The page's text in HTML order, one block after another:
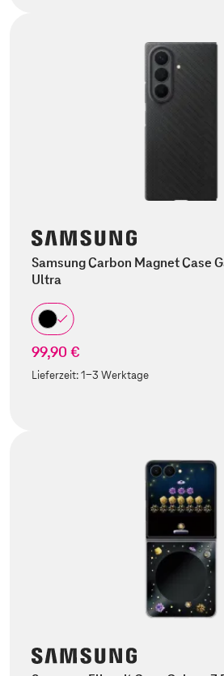
Samsung Carbon Magnet Case
Ultra
99,90 €
Lieferzeit:1-3 Werktage